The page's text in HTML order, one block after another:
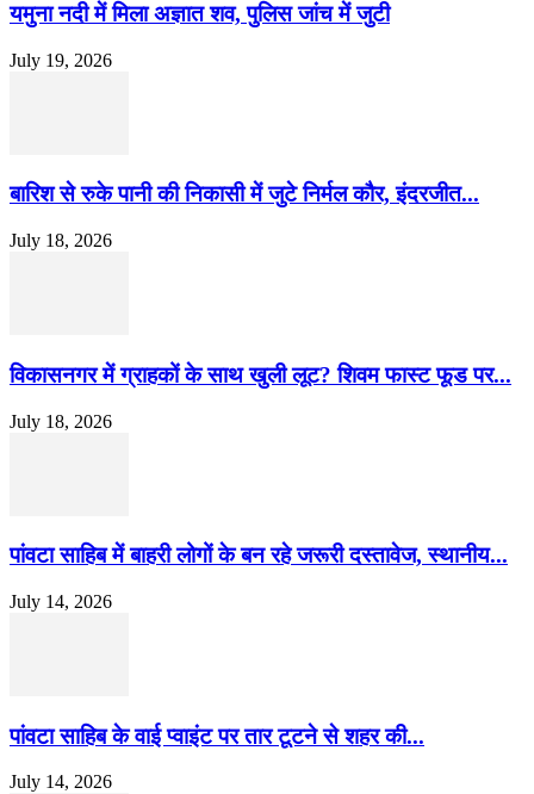
यमुना नदी में मिला अज्ञात शव, पुलिस जांच में जुटी
July 19, 2026
बारिश से रुके पानी की निकासी में जुटे निर्मल कौर, इंदरजीत...
July 18, 2026
विकासनगर में ग्राहकों के साथ खुली लूट? शिवम फास्ट फूड पर...
July 18, 2026
पांवटा साहिब में बाहरी लोगों के बन रहे जरूरी दस्तावेज, स्थानीय...
July 14, 2026
पांवटा साहिब के वाई प्वाइंट पर तार टूटने से शहर की...
July 14, 2026